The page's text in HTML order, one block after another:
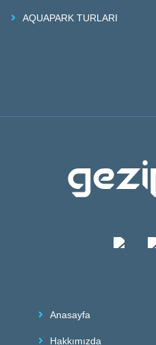
AQUAPARK TURLARI
Anasayfa
Hakkımızda